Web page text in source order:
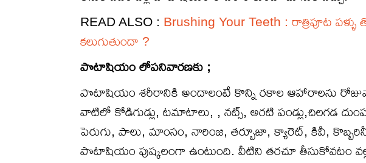
READ ALSO : Brushing Your Teeth : రాత్రిపూట
కలుగుతుందా ?
పొటాషియం లోపనివారణకు ;
పొటాషియం శరీరానికి అందాలంటే కొన్ని రకాల ఆహారాలను
వాటిలో కోడిగుడ్లు, ట‌మాటాలు, , న‌ట్స్‌, అర‌టి పండ్లు,చిల‌గ‌డ
పెరుగు, పాలు, మాంసం, నారింజ, త‌ర్బూజా, క్యారెట్‌, కివీ,
పొటాషియం పుష్క‌లంగా ఉంటుంది. వీటిని త‌ర‌చూ తీసుకోవటం